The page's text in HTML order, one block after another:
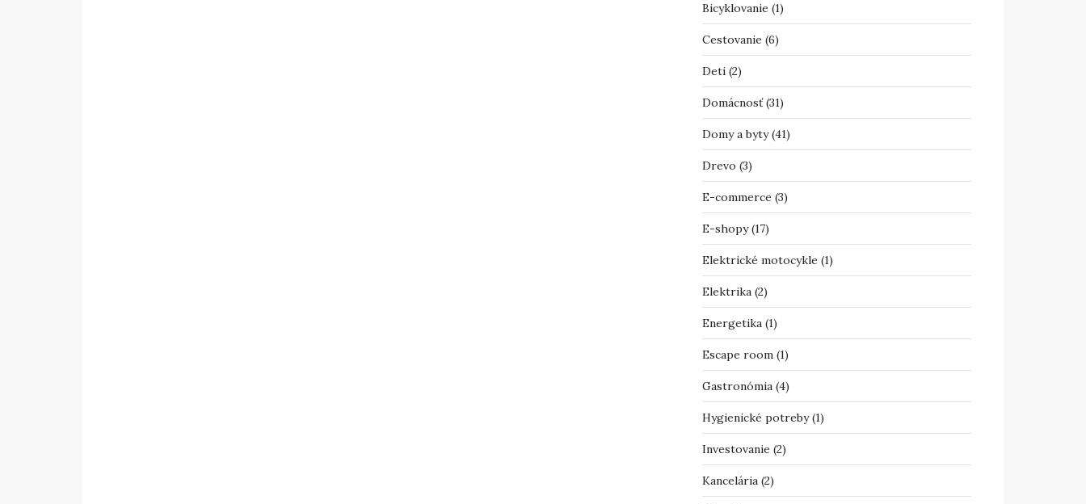
Bicyklovanie (1)
Cestovanie (6)
Deti(2)
Domácnosť(31)
Domy a byty(41)
Drevo (3)
E-commerce (3)
E-shopy(17)
Elektrické motocykle (1)
Elektrika(2)
Energetika(1)
Escape room(1)
Gastronómia(4)
Hygienické potreby(1)
Investovanie (2)
Kancelária(2)